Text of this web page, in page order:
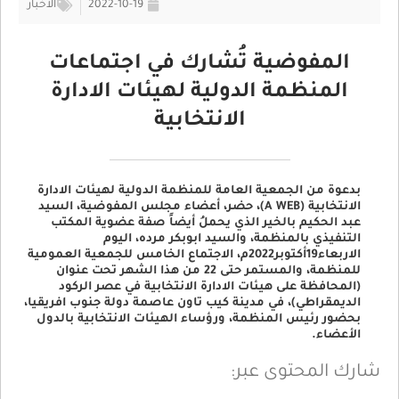
2022-10-19 الأخبار
المفوضية تُشارك في اجتماعات
المنظمة الدولية لهيئات الادارة
الانتخابية
بدعوة من الجمعية العامة للمنظمة الدولية لهيئات الادارة
الانتخابية (A WEB)، حضر، أعضاء مجلس المفوضية، السيد
عبد الحكيم بالخير الذي يحملُ أيضاً صفة عضوية المكتب
التنفيذي بالمنظمة، والسيد ابوبكر مرده، اليوم
الاربعاء19أكتوبر2022م، الاجتماع الخامس للجمعية العمومية
للمنظمة، والمستمر حتى 22 من هذا الشهر تحت عنوان
(المحافظة على هيئات الادارة الانتخابية في عصر الركود
الديمقراطي)، في مدينة كيب تاون عاصمة دولة جنوب افريقيا،
بحضور رئيس المنظمة، ورؤساء الهيئات الانتخابية بالدول
الأعضاء.
شارك المحتوى عبر: